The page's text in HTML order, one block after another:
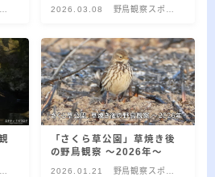
草公園」草焼き後の野鳥観察 ～
～
「川島町の白鳥」初撮り
2026.03.08
野鳥観察スポッ
「さくら草公園」草焼き後
の野鳥観察 ～2026年～
2026.01.21
野鳥観察スポッ